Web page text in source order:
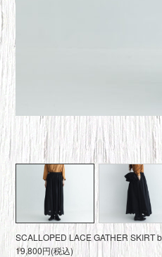
SCALLOPED LACE GATHER
19,800円(税込)